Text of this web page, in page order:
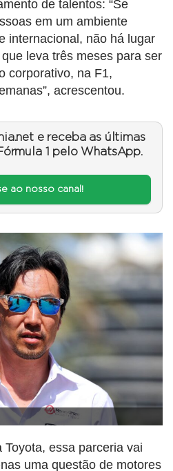
de talentos: “Se
em um ambiente
internacional, não há lugar
leva três meses para ser
corporativo, na F1,
acrescentou.
e receba as últimas
1 pelo WhatsApp.
ao nosso canal!
essa parceria vai
uma questão de motores